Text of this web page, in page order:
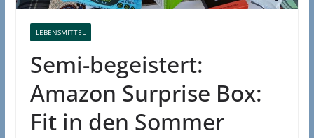
LEBENSMITTEL
Semi-begeistert:
Amazon Surprise Box:
Fit in den Sommer